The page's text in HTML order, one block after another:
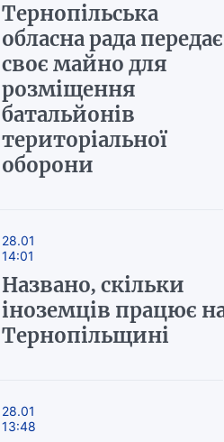
Тернопільська
обласна рада передає
своє майно для
розміщення
батальйонів
територіальної
оборони
28.01
14:01
Названо, скільки
іноземців працює
Тернопільщині
28.01
13:48